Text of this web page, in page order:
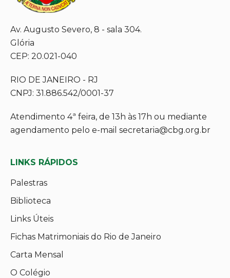
Av. Augusto Severo, 8 - sala 304.
Glória
CEP: 20.021-040
RIO DE JANEIRO - RJ
CNPJ: 31.886.542/0001-37
Atendimento 4ª feira, de 13h às 17h ou mediante
agendamento pelo e-mail secretaria@cbg.org.br
LINKS RÁPIDOS
Palestras
Biblioteca
Links Úteis
Fichas Matrimoniais do Rio de Janeiro
Carta Mensal
O Colégio